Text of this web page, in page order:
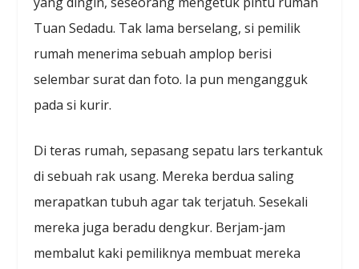
Tuan Sedadu. Tak lama berselang, si pemilik
rumah menerima sebuah amplop berisi
selembar surat dan foto. Ia pun mengangguk
pada si kurir.
Di teras rumah, sepasang sepatu lars terkantuk
di sebuah rak usang. Mereka berdua saling
merapatkan tubuh agar tak terjatuh. Sesekali
mereka juga beradu dengkur. Berjam-jam
membalut kaki pemiliknya membuat mereka